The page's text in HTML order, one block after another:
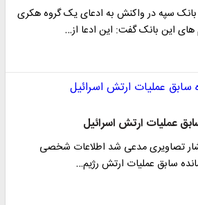
سپه در واکنش به ادعای یک گروه هکری
این بانک گفت: این ادعا از…
عملیات ارتش اسرائیل
تصاویری مدعی شد اطلاعات شخصی
سابق عملیات ارتش رژیم…